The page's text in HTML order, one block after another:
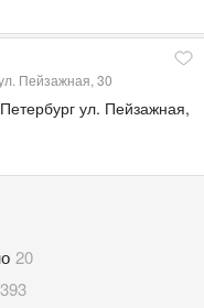
Пейзажная, 30
ул. Пейзажная,
20
393